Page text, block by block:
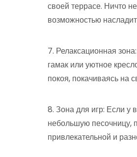
своей террасе. Ничто
возможностью
7. Релаксационная
гамак или уютное
покоя, покачиваясь на
8. Зона для игр: Если у
небольшую песочницу,
привлекательной и